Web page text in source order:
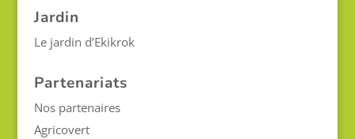
Jardin
Le jardin d’Ekikrok
Partenariats
Nos partenaires
Agricovert